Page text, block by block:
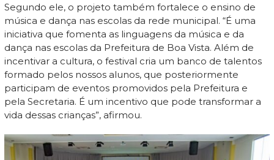
Segundo ele, o projeto também fortalece o ensino de
música e dança nas escolas da rede municipal. “É uma
iniciativa que fomenta as linguagens da música e da
dança nas escolas da Prefeitura de Boa Vista. Além de
incentivar a cultura, o festival cria um banco de talentos
formado pelos nossos alunos, que posteriormente
participam de eventos promovidos pela Prefeitura e
pela Secretaria. É um incentivo que pode transformar a
vida dessas crianças”, afirmou.